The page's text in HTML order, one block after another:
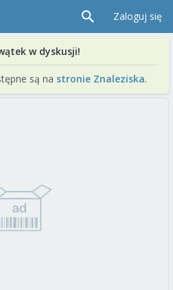
Zaloguj się
w dyskusji!
są na stronie Znaleziska.